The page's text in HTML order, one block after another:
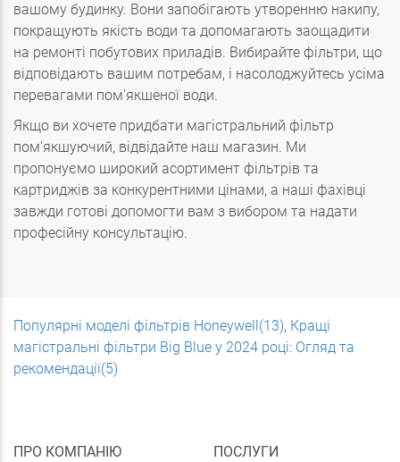
вашому будинку. Вони запобігають утворенню накипу,
покращують якість води та допомагають заощадити
на ремонті побутових приладів. Вибирайте фільтри, що
відповідають вашим потребам, і насолоджуйтесь усіма
перевагами пом'якшеної води.
Якщо ви хочете придбати магістральний фільтр
пом'якшуючий, відвідайте наш магазин. Ми
пропонуємо широкий асортимент фільтрів та
картриджів за конкурентними цінами, а наші фахівці
завжди готові допомогти вам з вибором та надати
професійну консультацію.
Популярні моделі фільтрів Honeywell(13), Кращі
магістральні фільтри Big Blue у 2024 році: Огляд та
рекомендації(5)
ПРО КОМПАНІЮ ПОСЛУГИ